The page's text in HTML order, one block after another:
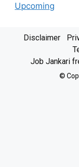
Upcoming
Disclaimer
Job Jankari
©